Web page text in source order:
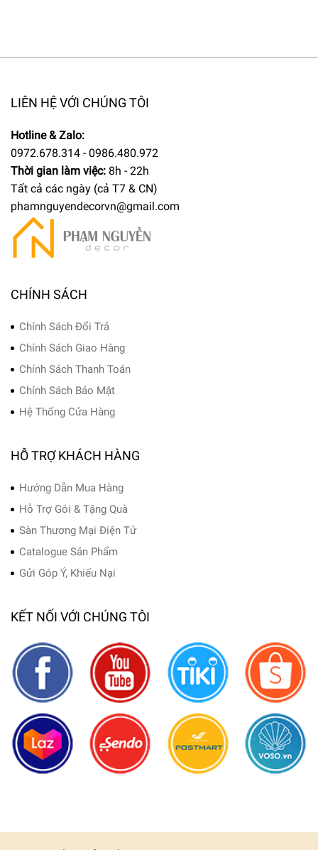
LIÊN HỆ VỚI CHÚNG TÔI
Hotline & Zalo:
0972.678.314 - 0986.480.972
Thời gian làm việc: 8h - 22h
Tất cả các ngày (cả T7 & CN)
phamnguyendecorvn@gmail.com
CHÍNH SÁCH
Chính Sách Đổi Trả
Chính Sách Giao Hàng
Chính Sách Thanh Toán
Chính Sách Bảo Mật
Hệ Thống Cửa Hàng
HỖ TRỢ KHÁCH HÀNG
Hướng Dẫn Mua Hàng
Hỗ Trợ Gói & Tặng Quà
Sàn Thương Mại Điện Tử
Catalogue Sản Phẩm
Gửi Góp Ý, Khiếu Nại
KẾT NỐI VỚI CHÚNG TÔI